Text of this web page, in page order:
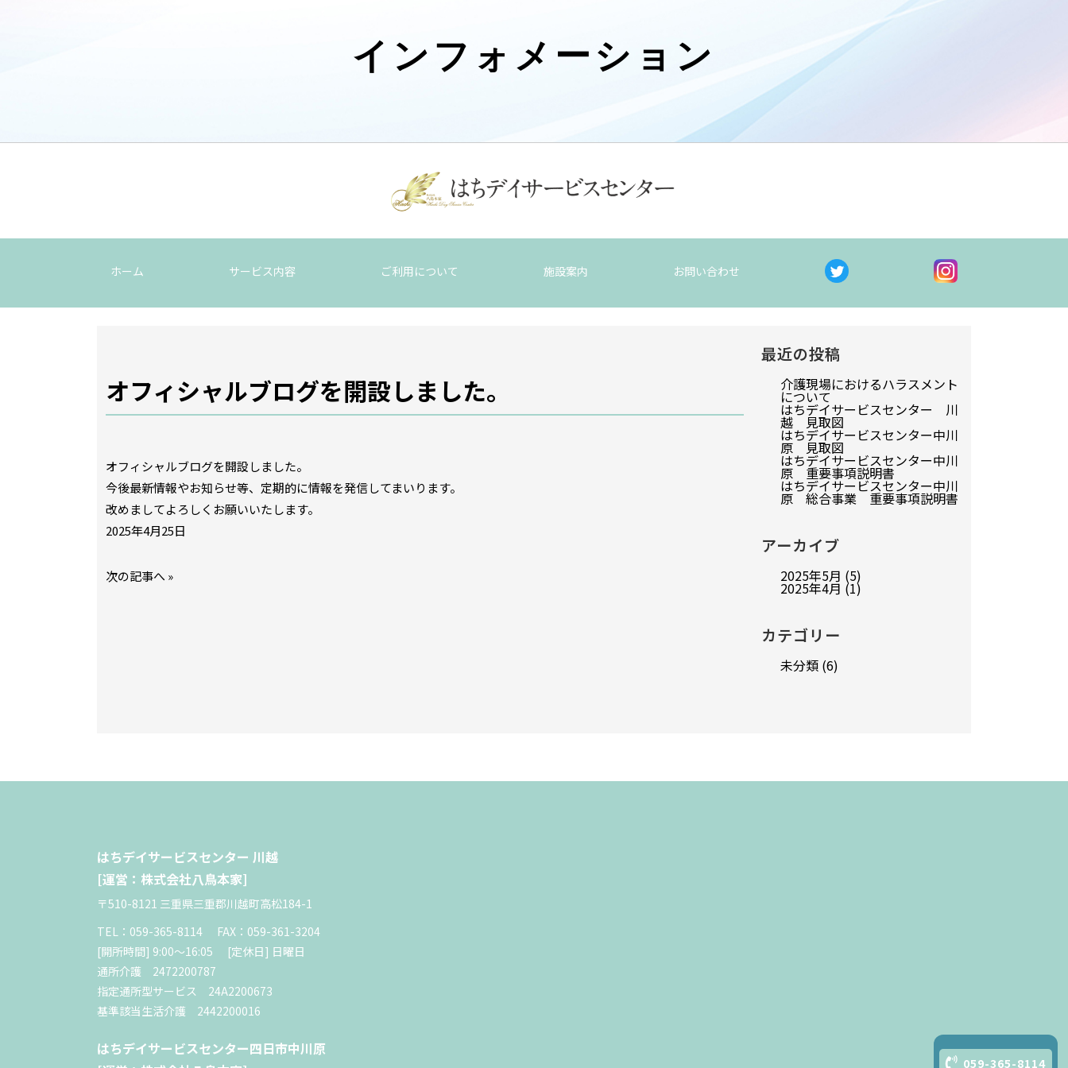
インフォメーション
059-365-8114
ホーム サービス内容 ご利用について 施設案内 お問い合わせ
オフィシャルブログを開設しました。
オフィシャルブログを開設しました。
今後最新情報やお知らせ等、定期的に情報を発信してまいります。
改めましてよろしくお願いいたします。
2025年4月25日
次の記事へ »
最近の投稿
介護現場におけるハラスメント
について
はちデイサービスセンター 川
越 見取図
はちデイサービスセンター中川
原 見取図
はちデイサービスセンター中川
原 重要事項説明書
はちデイサービスセンター中川
原 総合事業 重要事項説明書
アーカイブ
2025年5月 (5)
2025年4月 (1)
カテゴリー
未分類 (6)
はちデイサービスセンター 川越
[運営：株式会社八鳥本家]
〒510-8121 三重県三重郡川越町高松184-1
TEL：059-365-8114
FAX：059-361-3204
[開所時間] 9:00〜16:05
[定休日] 日曜日
通所介護 2472200787
指定通所型サービス 24A2200673
基準該当生活介護 2442200016
はちデイサービスセンター四日市中川原